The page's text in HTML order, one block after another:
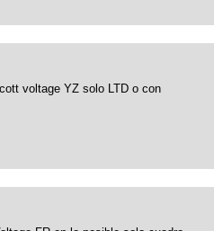
voltage YZ solo LTD o con